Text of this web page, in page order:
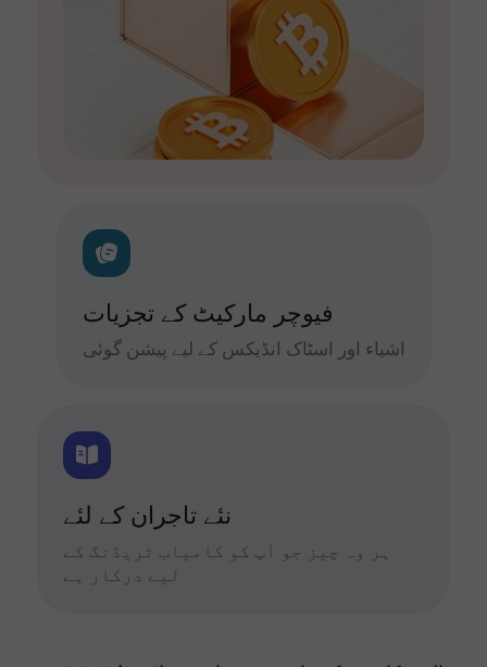
فیوچر مارکیٹ کے تجزیات
اشیاء اور اسٹاک انڈیکس کے لیے پیشن گوئی
نئے تاجران کے لئے
ہر وہ چیز جو آپ کو کامیاب ٹریڈنگ کے
لیے درکار ہے